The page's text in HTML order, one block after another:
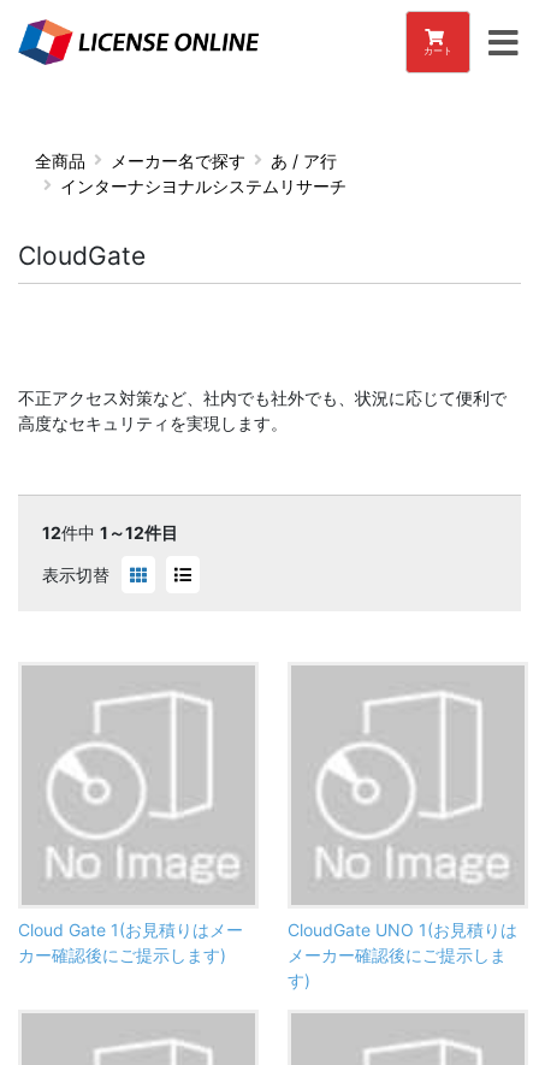
カート
全商品 メーカー名で探す
あ / ア行
インターナシヨナルシステムリサーチ
CloudGate
不正アクセス対策など、社内でも社外でも、状況に応じて便利で
高度なセキュリティを実現します。
12件中 1～12件目
表示切替
Cloud Gate 1(お見積りはメー
カー確認後にご提示します)
CloudGate UNO 1(お見積りは
メーカー確認後にご提示しま
す)